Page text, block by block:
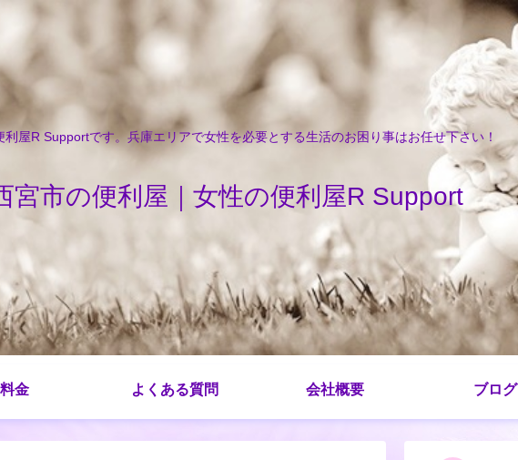
屋R Supportです。兵庫エリアで女性を必要とする生活のお困り事はお任せ下さい！
宮市の便利屋｜女性の便利屋R Support
料金 よくある質問 会社概要 ブログ